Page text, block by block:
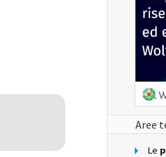
Aree
Le